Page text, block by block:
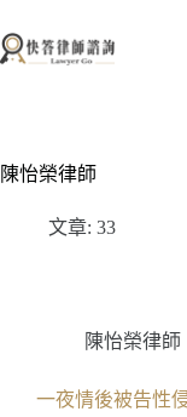
至
容
陳怡榮律師
文章: 33
陳怡榮律師
一夜情後被告性